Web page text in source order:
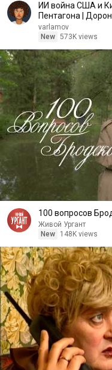
ИИ война США и
Пентагона |
инновациях в ИИ
varlamov
New 573K views
100 вопросов
Живой Ургант
New
148K views